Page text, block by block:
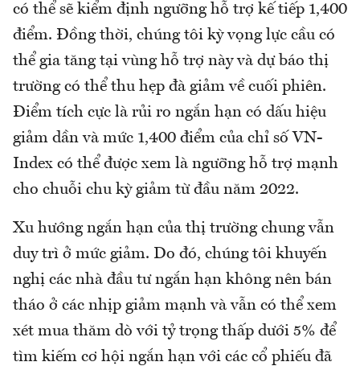
có thể sẽ kiểm định ngưỡng hỗ trợ kế tiếp 1,400
điểm. Đồng thời, chúng tôi kỳ vọng lực cầu có
thể gia tăng tại vùng hỗ trợ này và dự báo thị
trường có thể thu hẹp đà giảm về cuối phiên.
Điểm tích cực là rủi ro ngắn hạn có dấu hiệu
giảm dần và mức 1,400 điểm của chỉ số VN-
Index có thể được xem là ngưỡng hỗ trợ mạnh
cho chuỗi chu kỳ giảm từ đầu năm 2022.
Xu hướng ngắn hạn của thị trường chung vẫn
duy trì ở mức giảm. Do đó, chúng tôi khuyến
nghị các nhà đầu tư ngắn hạn không nên bán
tháo ở các nhịp giảm mạnh và vẫn có thể xem
xét mua thăm dò với tỷ trọng thấp dưới 5% để
tìm kiếm cơ hội ngắn hạn với các cổ phiếu đã